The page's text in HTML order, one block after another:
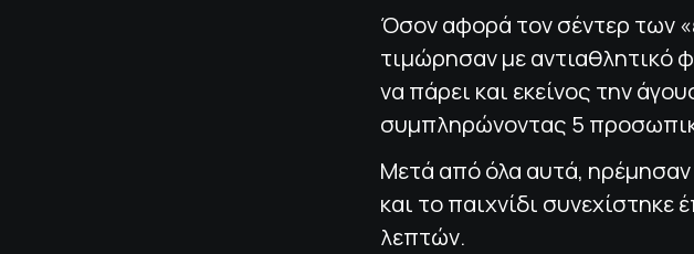
Όσον αφορά τον σέντερ των
τιμώρησαν με αντιαθλητικό
να πάρει και εκείνος την
συμπληρώνοντας 5
Μετά από όλα αυτά,
και το παιχνίδι
λεπτών.